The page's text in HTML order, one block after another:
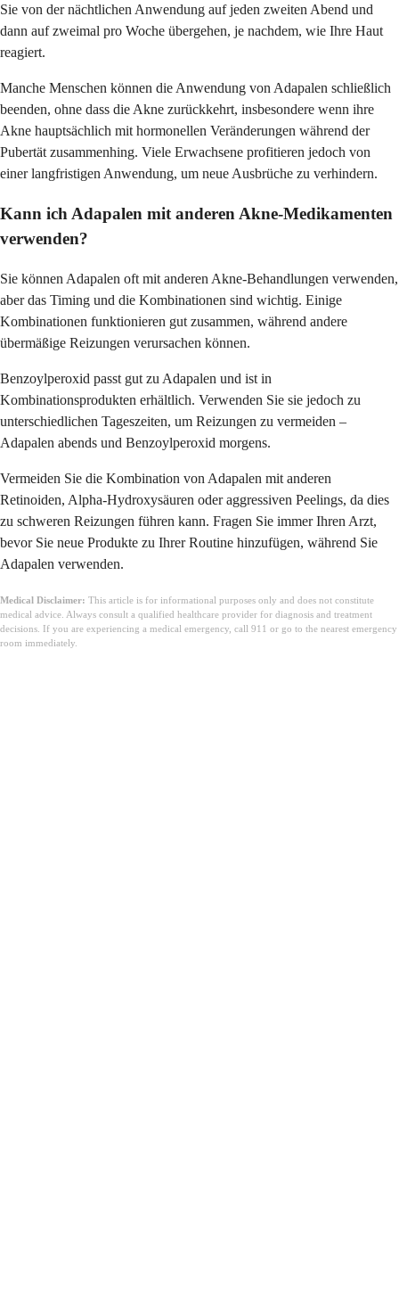
Sie von der nächtlichen Anwendung auf jeden zweiten Abend und
dann auf zweimal pro Woche übergehen, je nachdem, wie Ihre Haut
reagiert.
Manche Menschen können die Anwendung von Adapalen schließlich
beenden, ohne dass die Akne zurückkehrt, insbesondere wenn ihre
Akne hauptsächlich mit hormonellen Veränderungen während der
Pubertät zusammenhing. Viele Erwachsene profitieren jedoch von
einer langfristigen Anwendung, um neue Ausbrüche zu verhindern.
Kann ich Adapalen mit anderen Akne-Medikamenten
verwenden?
Sie können Adapalen oft mit anderen Akne-Behandlungen verwenden,
aber das Timing und die Kombinationen sind wichtig. Einige
Kombinationen funktionieren gut zusammen, während andere
übermäßige Reizungen verursachen können.
Benzoylperoxid passt gut zu Adapalen und ist in
Kombinationsprodukten erhältlich. Verwenden Sie sie jedoch zu
unterschiedlichen Tageszeiten, um Reizungen zu vermeiden –
Adapalen abends und Benzoylperoxid morgens.
Vermeiden Sie die Kombination von Adapalen mit anderen
Retinoiden, Alpha-Hydroxysäuren oder aggressiven Peelings, da dies
zu schweren Reizungen führen kann. Fragen Sie immer Ihren Arzt,
bevor Sie neue Produkte zu Ihrer Routine hinzufügen, während Sie
Adapalen verwenden.
Medical Disclaimer: This article is for informational purposes only and does not constitute
medical advice. Always consult a qualified healthcare provider for diagnosis and treatment
decisions. If you are experiencing a medical emergency, call 911 or go to the nearest emergency
room immediately.